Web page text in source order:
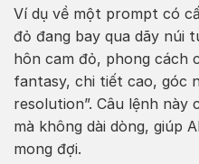
Ví dụ về một prompt có
đỏ đang bay qua dãy núi
hôn cam đỏ, phong cách
fantasy, chi tiết cao, góc
resolution”. Câu lệnh
mà không dài dòng, giúp
mong đợi.